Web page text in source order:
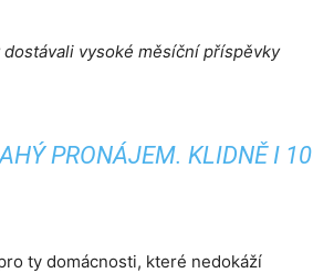
vysoké měsíční příspěvky
PRONÁJEM. KLIDNĚ I 10
ty domácnosti, které nedokáží